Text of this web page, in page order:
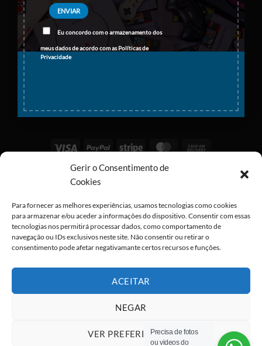
Eu concordo com o armazenamento dos
meus dados de acordo com asPolíticas de
Privacidade
Gerir o Consentimento de
Cookies
Para fornecer as melhores experiências, usamos tecnologias como cookies
para armazenar e/ou aceder a informações do dispositivo. Consentir com essas
tecnologias nos permitirá processar dados, como comportamento de
navegação ou IDs exclusivos neste site. Não consentir ou retirar o
consentimento pode afetar negativamante certos recursos e funções.
ACEITAR
NEGAR
VER PREFERÊNCIAS
Visa PayPal Stripe MasterCard
Copyright 2026 ©All rights reserved
Precisa de fotos
ou videos do